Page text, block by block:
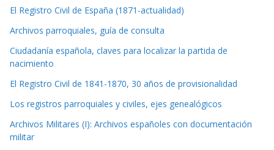
El Registro Civil de España (1871-actualidad)
Archivos parroquiales, guía de consulta
Ciudadanía española, claves para localizar la partida de
nacimiento
El Registro Civil de 1841-1870, 30 años de provisionalidad
Los registros parroquiales y civiles, ejes genealógicos
Archivos Militares (I): Archivos españoles con documentación
militar